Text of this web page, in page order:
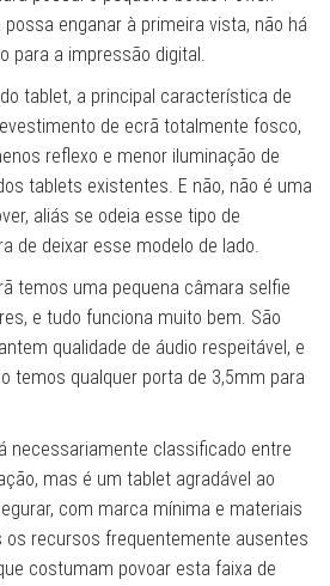
enganar à primeira vista, não há
para a impressão digital.
tablet, a principal característica de
de ecrã totalmente fosco,
reflexo e menor iluminação de
tablets existentes. E não, não é uma
aliás se odeia esse tipo de
de deixar esse modelo de lado.
temos uma pequena câmara selfie
e tudo funciona muito bem. São
qualidade de áudio respeitável, e
temos qualquer porta de 3,5mm para
necessariamente classificado entre
mas é um tablet agradável ao
com marca mínima e materiais
os recursos frequentemente ausentes
costumam povoar esta faixa de